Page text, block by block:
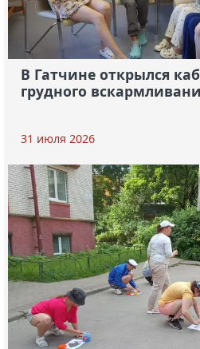
В Гатчине открылся
грудного
31 июля 2026